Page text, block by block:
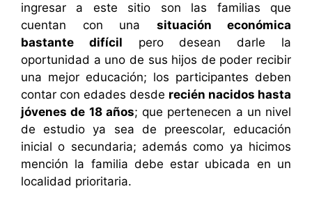
ingresar a este sitio son las familias que
cuentan con una situación económica
bastante difícil pero desean darle la
oportunidad a uno de sus hijos de poder recibir
una mejor educación; los participantes deben
contar con edades desde recién nacidos hasta
jóvenes de 18 años; que pertenecen a un nivel
de estudio ya sea de preescolar, educación
inicial o secundaria; además como ya hicimos
mención la familia debe estar ubicada en un
localidad prioritaria.